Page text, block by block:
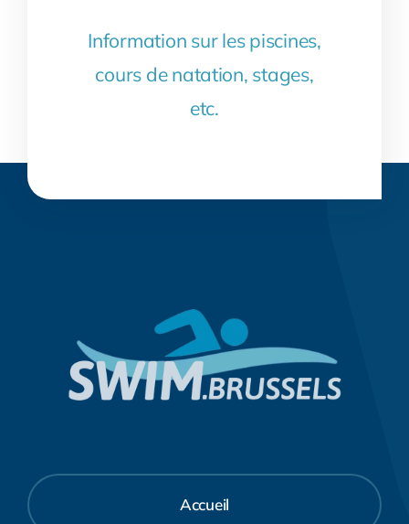
Information sur les piscines,
cours de natation, stages,
etc.
Accueil